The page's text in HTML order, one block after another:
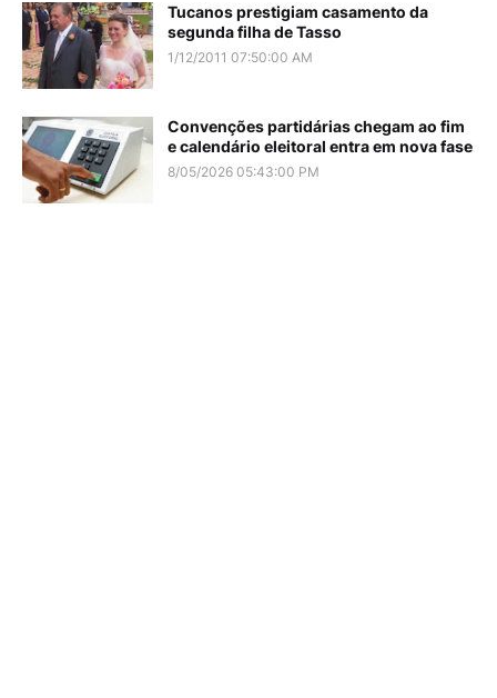
Tucanos prestigiam casamento da
segunda filha de Tasso
1/12/2011 07:50:00 AM
Convenções partidárias chegam ao fim
e calendário eleitoral entra em nova fase
8/05/2026 05:43:00 PM